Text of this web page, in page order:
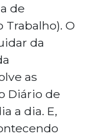
de
O
da
as
Diário de
a dia. E,